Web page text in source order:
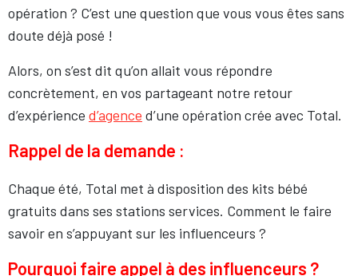
opération ? C’est une question que vous vous êtes sans
doute déjà posé !
Alors, on s’est dit qu’on allait vous répondre
concrètement, en vos partageant notre retour
d’expérience d’agence d’une opération crée avec Total.
Rappel de la demande :
Chaque été, Total met à disposition des kits bébé
gratuits dans ses stations services. Comment le faire
savoir en s’appuyant sur les influenceurs ?
Pourquoi faire appel à des influenceurs ?